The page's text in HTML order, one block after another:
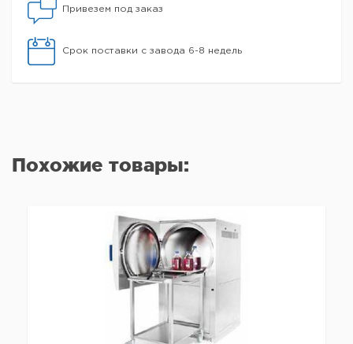
Привезем под заказ
Срок поставки с завода 6-8 недель
Похожие товары: